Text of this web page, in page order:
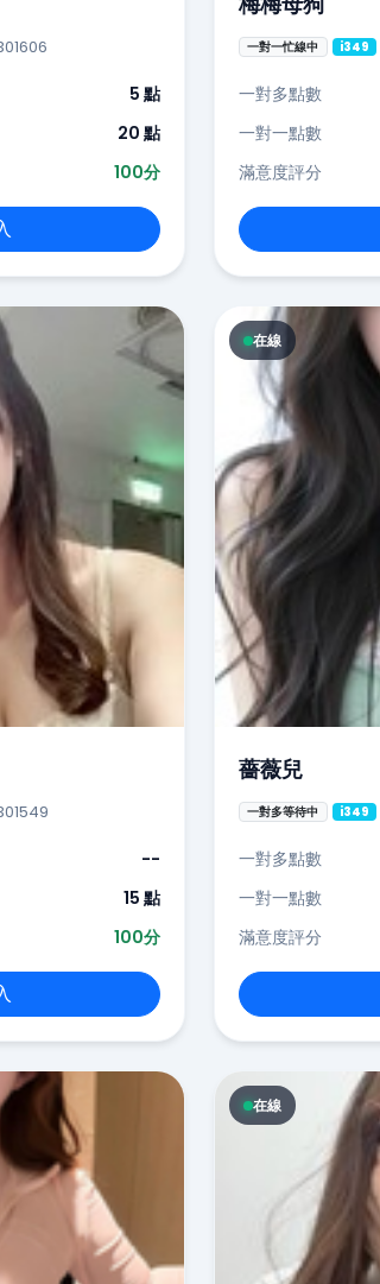
5 點
20 點
100分
一對一忙線中 i349
一對多點數
一對一點數
滿意度評分
--
15 點
100分
在線
薔薇兒
一對多等待中 i349
一對多點數
一對一點數
滿意度評分
在線